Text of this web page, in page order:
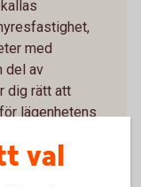
med
del av
dig rätt att
lägenhetens
val